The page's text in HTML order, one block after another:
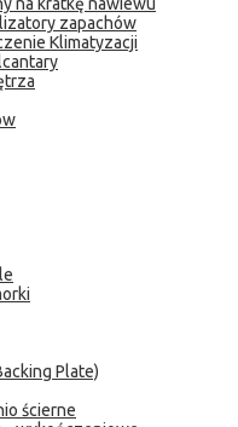
zapachów
Klimatyzacji
Plate)
ścierne